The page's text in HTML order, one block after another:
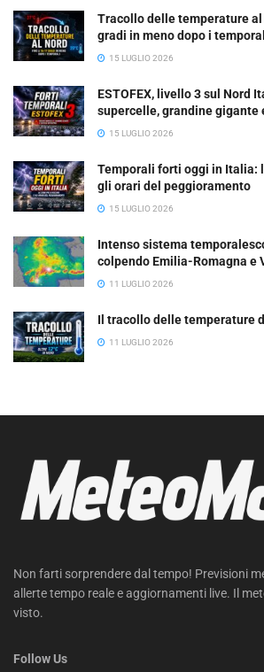
Tracollo delle temperature
gradi in meno dopo i
15 LUGLIO 2026
ESTOFEX, livello 3 sul Nord
supercelle, grandine
15 LUGLIO 2026
Temporali forti oggi in Italia:
gli orari del peggioramento
15 LUGLIO 2026
Intenso sistema
colpendo Emilia-Romagna e
11 LUGLIO 2026
Il tracollo delle temperature
11 LUGLIO 2026
Non farti sorprendere dal tempo! Previsioni
allerte tempo reale e aggiornamenti live. Il
visto.
Follow Us